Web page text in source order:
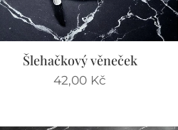
Šlehačkový věneček
42,00 Kč